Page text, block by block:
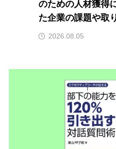
のための人材獲得
た企業の課題や取
み」2026.08.05